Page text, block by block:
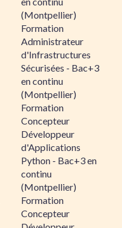
(Montpellier)
Formation
Administrateur
d'Infrastructures
Sécurisées - Bac+3
en continu
(Montpellier)
Formation
Concepteur
Développeur
d'Applications
Python - Bac+3 en
continu
(Montpellier)
Formation
Concepteur